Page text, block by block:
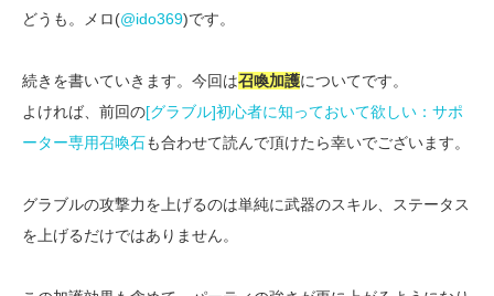
どうも。メロ(@ido369)です。
続きを書いていきます。今回は召喚加護についてです。
よければ、前回の[グラブル]初心者に知っておいて欲しい：サポ
ーター専用召喚石も合わせて読んで頂けたら幸いでございます。
グラブルの攻撃力を上げるのは単純に武器のスキル、ステータス
を上げるだけではありません。